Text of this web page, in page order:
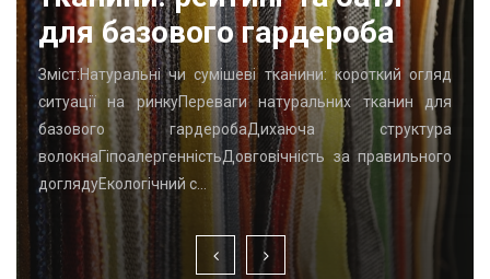
для базового гардероба
Зміст:Натуральні чи сумішеві тканини: короткий огляд
ситуації на ринкуПереваги натуральних тканин для
базового гардеробаДихаюча структура
волокнаГіпоалергенністьДовговічність за правильного
доглядуЕкологічний с…